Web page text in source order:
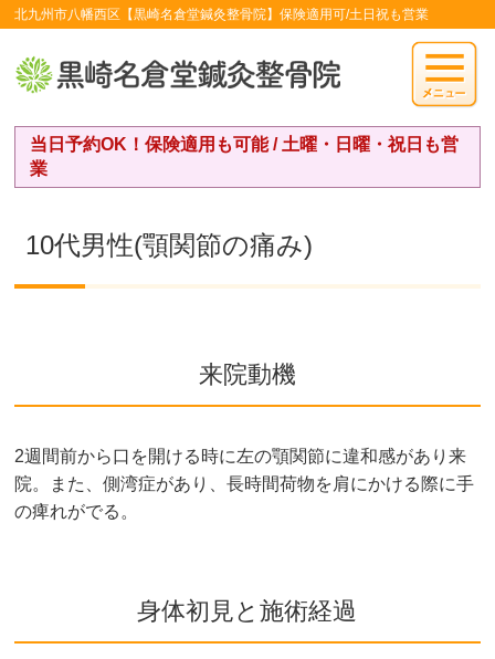
北九州市八幡西区【黒崎名倉堂鍼灸整骨院】保険適用可/土日祝も営業
当日予約OK！保険適用も可能 / 土曜・日曜・祝日も営
業
10代男性(顎関節の痛み)
来院動機
2週間前から口を開ける時に左の顎関節に違和感があり来
院。また、側湾症があり、長時間荷物を肩にかける際に手
の痺れがでる。
身体初見と施術経過